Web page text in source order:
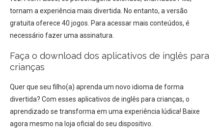
tornam a experiência mais divertida. No entanto, a versão
gratuita oferece 40 jogos. Para acessar mais conteúdos, é
necessário fazer uma assinatura.
Faça o download dos aplicativos de inglês para
crianças
Quer que seu filho(a) aprenda um novo idioma de forma
divertida? Com esses aplicativos de inglês para crianças, o
aprendizado se transforma em uma experiência lúdica! Baixe
agora mesmo na loja oficial do seu dispositivo.